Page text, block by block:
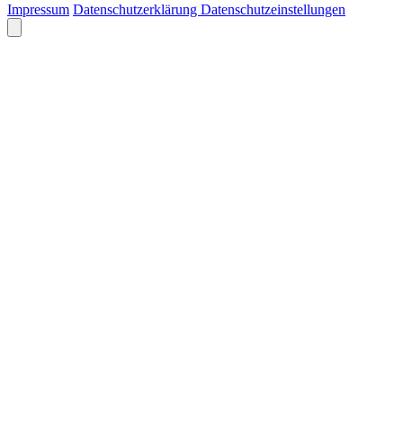
Impressum Datenschutzerklärung Datenschutzeinstellungen